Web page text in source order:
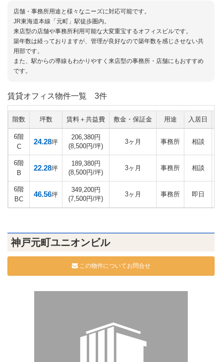
店舗・事務所用途と様々なニーズに対応可能です。
JR東海道本線「元町」駅徒歩圏内。
来店型の店舗や事務所利用可能な大変重宝するオフィスビルです。
築年数は経っておりますが、管理が良好なので築年数を感じさせない共
用部です。
また、駅からの導線もわかりやすく来店型の事務所・店舗にもおすすめ
です。
賃貸オフィス物件一覧 3件
階数 坪数 賃料＋共益費 敷金・保証金 用途 入居日
6階
C
24.28坪
206,380円
(8,500円/坪)
3ヶ月 事務所 相談
6階
B
22.28坪
189,380円
(8,500円/坪)
3ヶ月 事務所 相談
6階
BC
46.56坪
349,200円
(7,500円/坪)
3ヶ月 事務所 即日
神戸元町ユニオンビル
この物件についてお問合せ